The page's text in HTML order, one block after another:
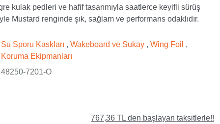
kulak pedleri ve hafif tasarımıyla saatlerce keyifli sürüş
Mustard renginde şık, sağlam ve performans odaklıdır.
Su Sporu Kaskları ,Wakeboard ve Sukay ,Wing Foil ,
Koruma Ekipmanları
48250-7201-O
767,36 TL den başlayan taksitlerle!!